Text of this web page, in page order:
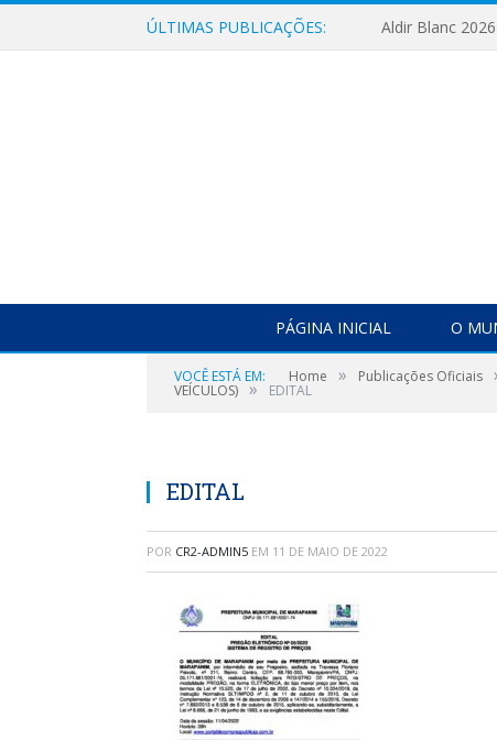
ÚLTIMAS PUBLICAÇÕES: Aldir Blanc 2026
PÁGINA INICIAL O
VOCÊ ESTÁ EM: Home » Publicações Oficiais
VEÍCULOS) » EDITAL
EDITAL
POR CR2-ADMIN5 EM 11 DE MAIO DE 2022